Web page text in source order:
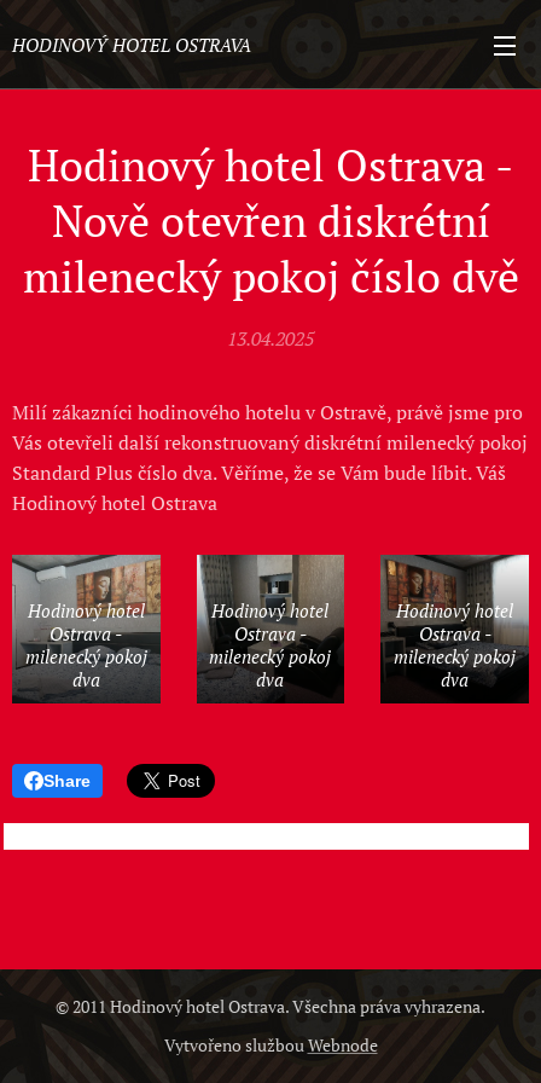
HODINOVÝ HOTEL OSTRAVA
Hodinový hotel Ostrava -
Nově otevřen diskrétní
milenecký pokoj číslo dvě
13.04.2025
Milí zákazníci hodinového hotelu v Ostravě, právě jsme pro
Vás otevřeli další rekonstruovaný diskrétní milenecký pokoj
Standard Plus číslo dva. Věříme, že se Vám bude líbit. Váš
Hodinový hotel Ostrava
Hodinový hotel
Ostrava -
milenecký pokoj
dva
Hodinový hotel
Ostrava -
milenecký pokoj
dva
Hodinový hotel
Ostrava -
milenecký pokoj
dva
Share
© 2011 Hodinový hotel Ostrava. Všechna práva vyhrazena.
Vytvořeno službouWebnode